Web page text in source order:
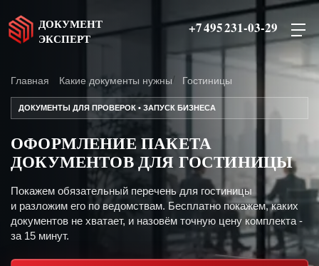
ДОКУМЕНТ
ЭКСПЕРТ
+7 495 231-03-29
Главная Какие документы нужны Гостиницы
ДОКУМЕНТЫ ДЛЯ ПРОВЕРОК • ЗАПУСК БИЗНЕСА
ОФОРМЛЕНИЕ ПАКЕТА
ДОКУМЕНТОВ ДЛЯ ГОСТИНИЦЫ
Покажем обязательный перечень для гостиницы
и разложим его по ведомствам. Бесплатно покажем, каких
документов не хватает, и назовём точную цену комплекта -
за 15 минут.